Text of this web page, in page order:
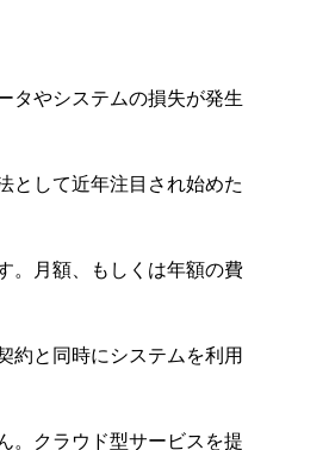
タやシステムの損失が発生
として近年注目され始めた
。月額、もしくは年額の費
約と同時にシステムを利用
。クラウド型サービスを提